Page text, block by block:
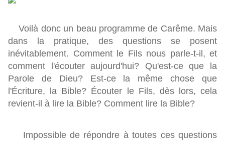
Voilà donc un beau programme de Carême. Mais
dans la pratique, des questions se posent
inévitablement. Comment le Fils nous parle-t-il, et
comment l'écouter aujourd'hui? Qu'est-ce que la
Parole de Dieu? Est-ce la même chose que
l'Écriture, la Bible? Écouter le Fils, dès lors, cela
revient-il à lire la Bible? Comment lire la Bible?
Impossible de répondre à toutes ces questions